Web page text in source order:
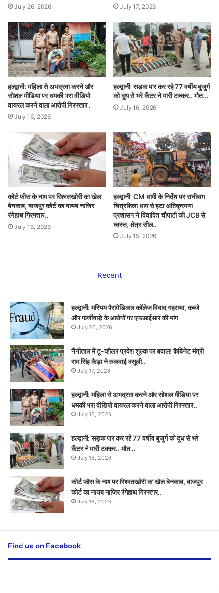
July 26, 2026 July 17, 2026
हल्द्वानी: महिला से अभद्रता करने और
सोशल मीडिया पर धमकी भरा वीडियो
वायरल करने वाला आरोपी गिरफ्तार..
July 16, 2026
हल्द्वानी: सड़क पार कर रहे 77 वर्षीय बुजुर्ग
को दूध से भरे कैंटर ने मारी टक्कर.. मौत…
July 16, 2026
कोर्ट फीस के नाम पर रिश्वतखोरी का खेल
बेनकाब, बाजपुर कोर्ट का नायब नाजिर
रंगेहाथ गिरफ्तार..
July 16, 2026
हल्द्वानी: CM धामी के निर्देश पर रानीबाग
चित्रशिला धाम से हटा अतिक्रमण!
प्रशासन ने विवादित चौपाटी की JCB से
ध्वस्त, क्षेत्र सील..
July 15, 2026
Recent
हल्द्वानी: मरियम पैरामेडिकल कॉलेज विवाद गहराया, कब्जे
और फर्जीवाड़े के आरोपों पर एफआईआर की मांग
July 26, 2026
नैनीताल में टू-व्हीलर प्रवेश शुल्क पर बवाल! कैबिनेट मंत्री
राम सिंह कैड़ा ने रुकवाई वसूली..
July 17, 2026
हल्द्वानी: महिला से अभद्रता करने और सोशल मीडिया पर
धमकी भरा वीडियो वायरल करने वाला आरोपी गिरफ्तार..
July 16, 2026
हल्द्वानी: सड़क पार कर रहे 77 वर्षीय बुजुर्ग को दूध से भरे
कैंटर ने मारी टक्कर.. मौत…
July 16, 2026
कोर्ट फीस के नाम पर रिश्वतखोरी का खेल बेनकाब, बाजपुर
कोर्ट का नायब नाजिर रंगेहाथ गिरफ्तार..
July 16, 2026
Find us on Facebook